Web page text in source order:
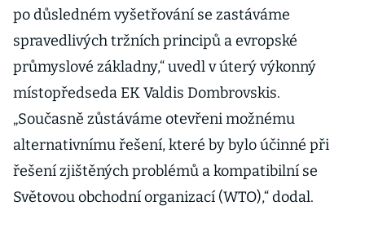
po důsledném vyšetřování se zastáváme
spravedlivých tržních principů a evropské
průmyslové základny,“ uvedl v úterý výkonný
místopředseda EK Valdis Dombrovskis.
„Současně zůstáváme otevřeni možnému
alternativnímu řešení, které by bylo účinné při
řešení zjištěných problémů a kompatibilní se
Světovou obchodní organizací (WTO),“ dodal.